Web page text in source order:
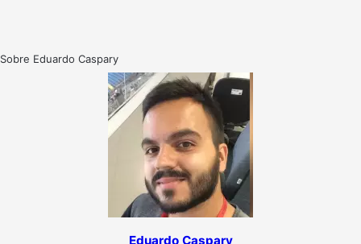
Sobre Eduardo Caspary
Eduardo Caspary